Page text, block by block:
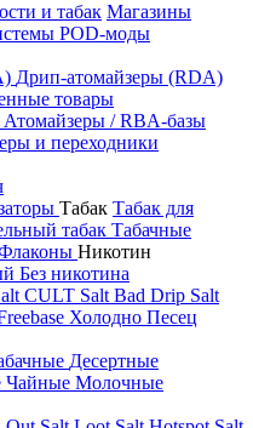
и табак Магазины
POD-моды
Дрип-атомайзеры (RDA)
товары
Атомайзеры / RBA-базы
и переходники
Табак Табак для
табак Табачные
Никотин
Без никотина
CULT Salt Bad Drip Salt
Холодно Песец
Десертные
Чайные Молочные